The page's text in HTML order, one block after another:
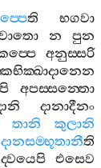
ති
භගවා
න
පුන
අනුස‍්සරි
අපස‍්සන‍්තො
දානාදීනං
තානි
කුලානි
දානසම‍්භූතානීති
එසෙව